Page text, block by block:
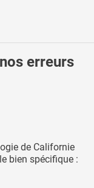
erreurs
de Californie
bien spécifique :